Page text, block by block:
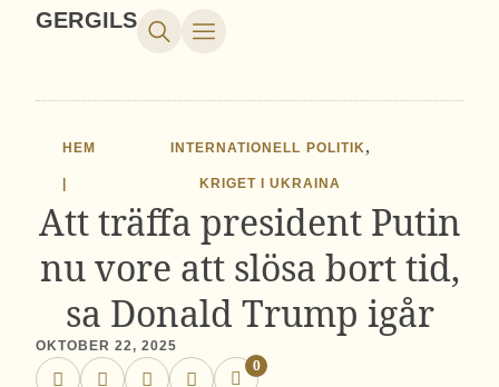
GERGILS
HEM INTERNATIONELL POLITIK,
KRIGET I UKRAINA
Att träffa president Putin
nu vore att slösa bort tid,
sa Donald Trump igår
OKTOBER 22, 2025
0